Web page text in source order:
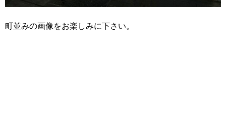
町並みの画像をお楽しみに下さい。